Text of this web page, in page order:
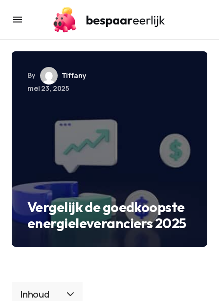
By
Tiffany
mei 23, 2025
Vergelijk de goedkoopste
energieleveranciers 2025
Inhoud